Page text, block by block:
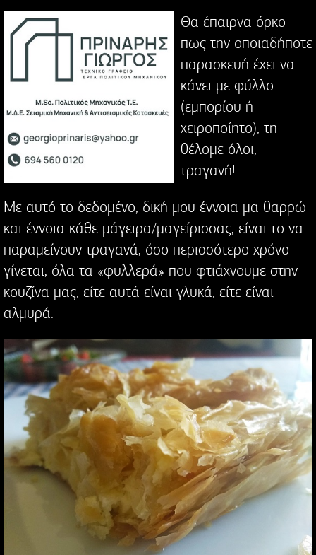
Θα έπαιρνα όρκο
πως την οποιαδήποτε
παρασκευή έχει να
κάνει με φύλλο
(εμπορίου ή
χειροποίητο), τη
θέλομε όλοι,
τραγανή!
Με αυτό το δεδομένο, δική μου έννοια μα θαρρώ
και έννοια κάθε μάγειρα/μαγείρισσας, είναι το να
παραμείνουν τραγανά, όσο περισσότερο χρόνο
γίνεται, όλα τα «φυλλερά» που φτιάχνουμε στην
κουζίνα μας, είτε αυτά είναι γλυκά, είτε είναι
αλμυρά.